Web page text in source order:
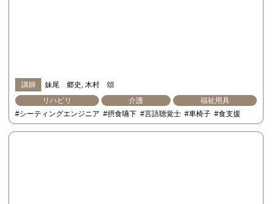
講師 妹尾 郷史
木村 頌
リハビリ
介護
福祉用具
#シーティングエンジニア #摂食嚥下 #言語聴覚士 #車椅子 #食支援